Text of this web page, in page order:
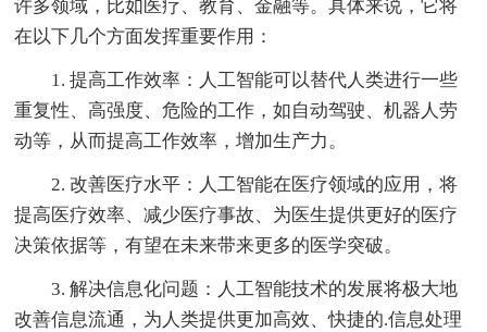
许多领域，比如医疗、教育、金融等。具体来说，它将
在以下几个方面发挥重要作用：
1. 提高工作效率：人工智能可以替代人类进行一些
重复性、高强度、危险的工作，如自动驾驶、机器人劳
动等，从而提高工作效率，增加生产力。
2. 改善医疗水平：人工智能在医疗领域的应用，将
提高医疗效率、减少医疗事故、为医生提供更好的医疗
决策依据等，有望在未来带来更多的医学突破。
3. 解决信息化问题：人工智能技术的发展将极大地
改善信息流通，为人类提供更加高效、快捷的.信息处理